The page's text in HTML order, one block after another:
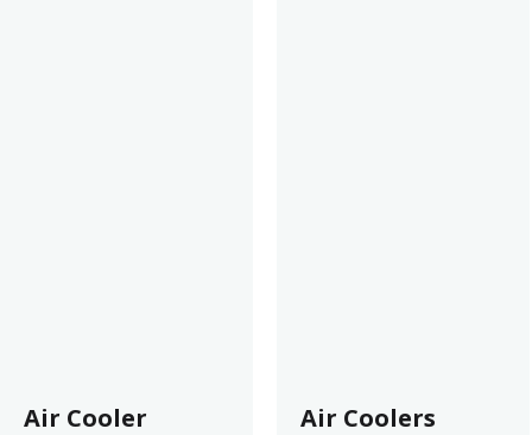
Air Cooler
Air Coolers